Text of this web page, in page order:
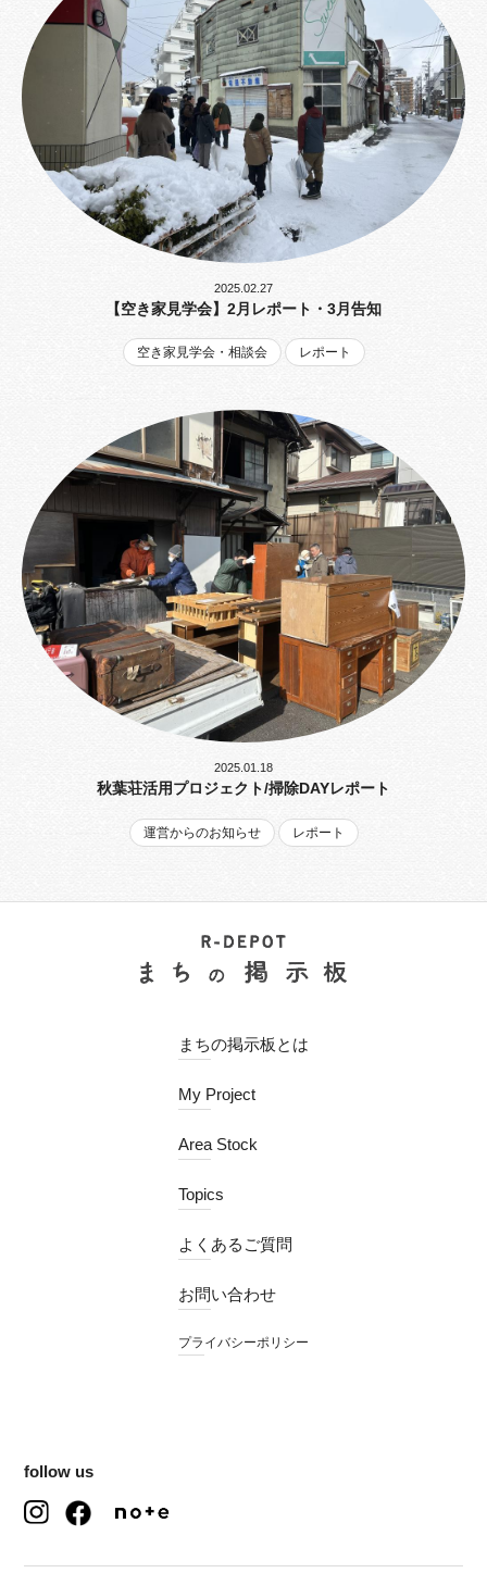
2025.02.27
【空き家見学会】2月レポート・3月告知
空き家見学会・相談会 レポート
2025.01.18
秋葉荘活用プロジェクト/掃除DAYレポート
運営からのお知らせ レポート
まちの掲示板とは
My Project
Area Stock
Topics
よくあるご質問
お問い合わせ
プライバシーポリシー
follow us